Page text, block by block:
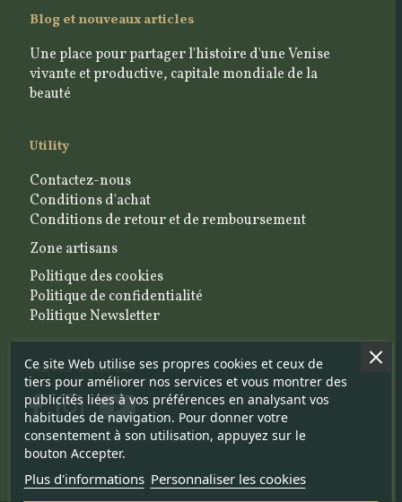
Blog et nouveaux articles
Une place pour partager l'histoire d'une Venise
vivante et productive, capitale mondiale de la
beauté
Utility
Contactez-nous
Conditions d'achat
Conditions de retour et de remboursement
Zone artisans
Politique des cookies
Politique de confidentialité
Politique Newsletter
Suivez-nous sur
Ce site Web utilise ses propres cookies et ceux de
tiers pour améliorer nos services et vous montrer des
publicités liées à vos préférences en analysant vos
habitudes de navigation. Pour donner votre
consentement à son utilisation, appuyez sur le
bouton Accepter.
Plus d'informations Personnaliser les cookies